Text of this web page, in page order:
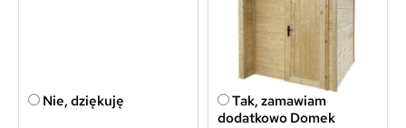
Nie, dziękuję
Tak, zamawiam
dodatkowo Domek